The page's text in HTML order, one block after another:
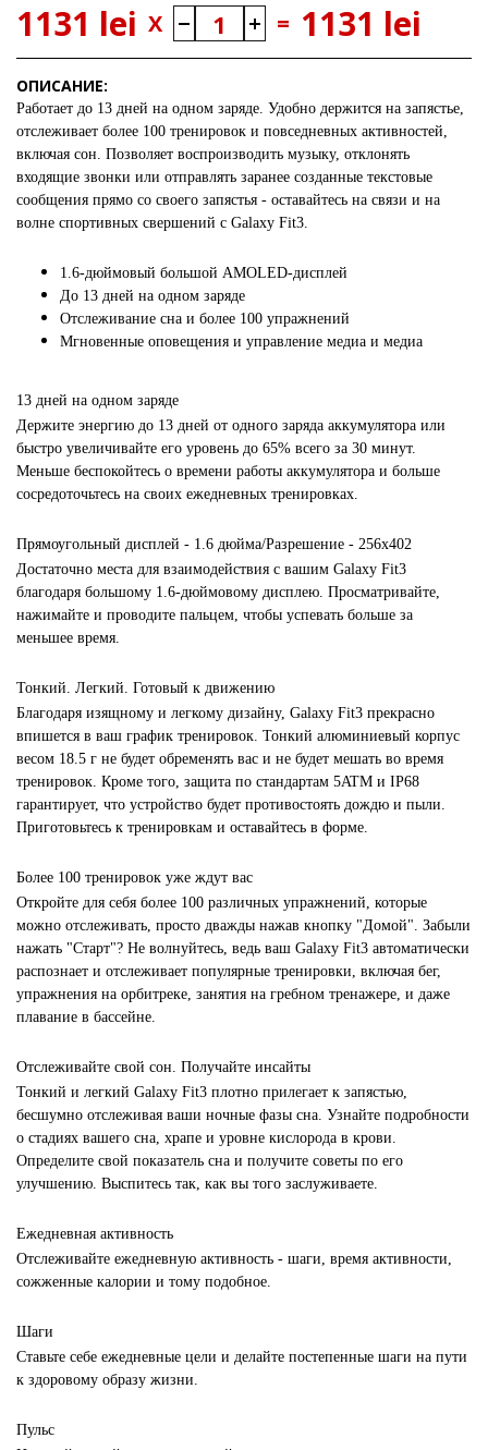
1131 lei X = 1131 lei
ОПИСАНИЕ:
Работает до 13 дней на одном заряде. Удобно держится на запястье,
отслеживает более 100 тренировок и повседневных активностей,
включая сон. Позволяет воспроизводить музыку, отклонять
входящие звонки или отправлять заранее созданные текстовые
сообщения прямо со своего запястья - оставайтесь на связи и на
волне спортивных свершений с Galaxy Fit3.
1.6-дюймовый большой AMOLED-дисплей
До 13 дней на одном заряде
Отслеживание сна и более 100 упражнений
Мгновенные оповещения и управление медиа и медиа
13 дней на одном заряде
Держите энергию до 13 дней от одного заряда аккумулятора или
быстро увеличивайте его уровень до 65% всего за 30 минут.
Меньше беспокойтесь о времени работы аккумулятора и больше
сосредоточьтесь на своих ежедневных тренировках.
Прямоугольный дисплей - 1.6 дюйма/Разрешение - 256x402
Достаточно места для взаимодействия с вашим Galaxy Fit3
благодаря большому 1.6-дюймовому дисплею. Просматривайте,
нажимайте и проводите пальцем, чтобы успевать больше за
меньшее время.
Тонкий. Легкий. Готовый к движению
Благодаря изящному и легкому дизайну, Galaxy Fit3 прекрасно
впишется в ваш график тренировок. Тонкий алюминиевый корпус
весом 18.5 г не будет обременять вас и не будет мешать во время
тренировок. Кроме того, защита по стандартам 5ATM и IP68
гарантирует, что устройство будет противостоять дождю и пыли.
Приготовьтесь к тренировкам и оставайтесь в форме.
Более 100 тренировок уже ждут вас
Откройте для себя более 100 различных упражнений, которые
можно отслеживать, просто дважды нажав кнопку "Домой". Забыли
нажать "Старт"? Не волнуйтесь, ведь ваш Galaxy Fit3 автоматически
распознает и отслеживает популярные тренировки, включая бег,
упражнения на орбитреке, занятия на гребном тренажере, и даже
плавание в бассейне.
Отслеживайте свой сон. Получайте инсайты
Тонкий и легкий Galaxy Fit3 плотно прилегает к запястью,
бесшумно отслеживая ваши ночные фазы сна. Узнайте подробности
о стадиях вашего сна, храпе и уровне кислорода в крови.
Определите свой показатель сна и получите советы по его
улучшению. Выспитесь так, как вы того заслуживаете.
Ежедневная активность
Отслеживайте ежедневную активность - шаги, время активности,
сожженные калории и тому подобное.
Шаги
Ставьте себе ежедневные цели и делайте постепенные шаги на пути
к здоровому образу жизни.
Пульс